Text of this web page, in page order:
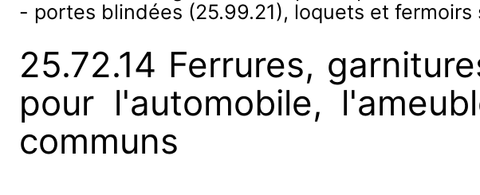
- portes blindées (25.99.21), loquets et fermoirs
25.72.14 Ferrures,
pour l'automobile,
communs